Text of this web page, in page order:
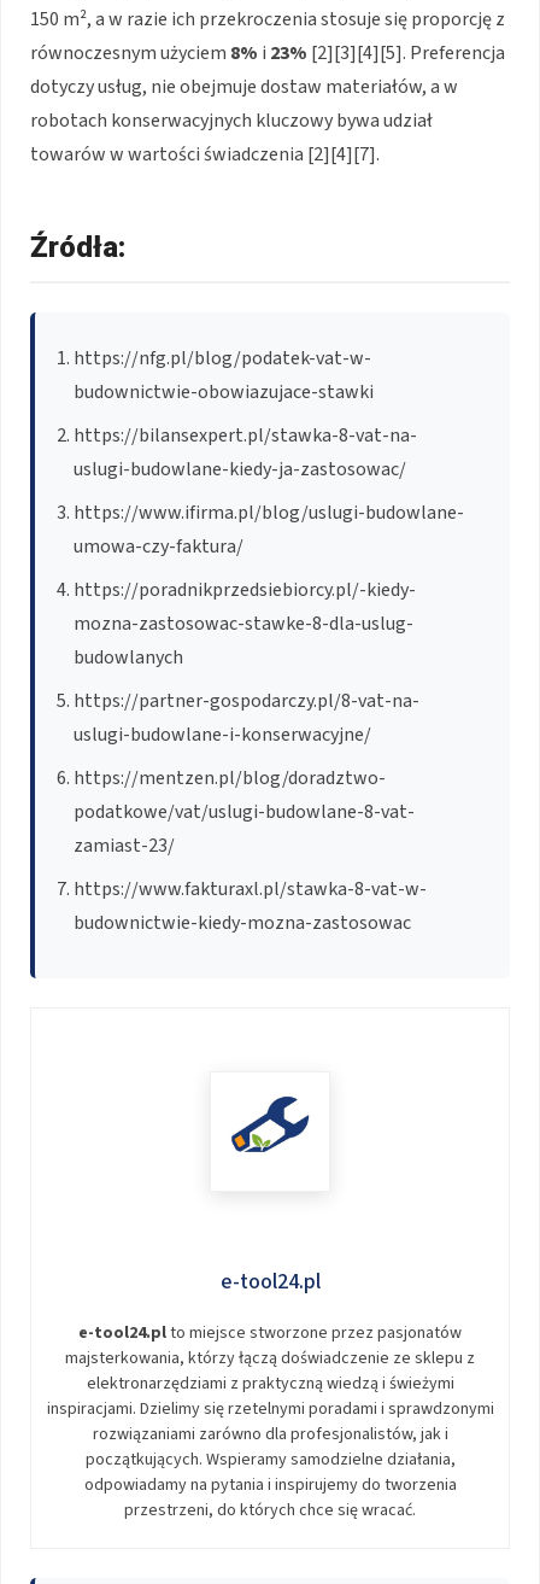
150 m², a w razie ich przekroczenia stosuje się proporcję z
równoczesnym użyciem 8% i 23% [2][3][4][5]. Preferencja
dotyczy usług, nie obejmuje dostaw materiałów, a w
robotach konserwacyjnych kluczowy bywa udział
towarów w wartości świadczenia [2][4][7].
Źródła:
https://nfg.pl/blog/podatek-vat-w-
budownictwie-obowiazujace-stawki
https://bilansexpert.pl/stawka-8-vat-na-
uslugi-budowlane-kiedy-ja-zastosowac/
https://www.ifirma.pl/blog/uslugi-budowlane-
umowa-czy-faktura/
https://poradnikprzedsiebiorcy.pl/-kiedy-
mozna-zastosowac-stawke-8-dla-uslug-
budowlanych
https://partner-gospodarczy.pl/8-vat-na-
uslugi-budowlane-i-konserwacyjne/
https://mentzen.pl/blog/doradztwo-
podatkowe/vat/uslugi-budowlane-8-vat-
zamiast-23/
https://www.fakturaxl.pl/stawka-8-vat-w-
budownictwie-kiedy-mozna-zastosowac
e-tool24.pl
e-tool24.plto miejsce stworzone przez pasjonatów
majsterkowania, którzy łączą doświadczenie ze sklepu z
elektronarzędziami z praktyczną wiedzą i świeżymi
inspiracjami. Dzielimy się rzetelnymi poradami i sprawdzonymi
rozwiązaniami zarówno dla profesjonalistów, jak i
początkujących. Wspieramy samodzielne działania,
odpowiadamy na pytania i inspirujemy do tworzenia
przestrzeni, do których chce się wracać.